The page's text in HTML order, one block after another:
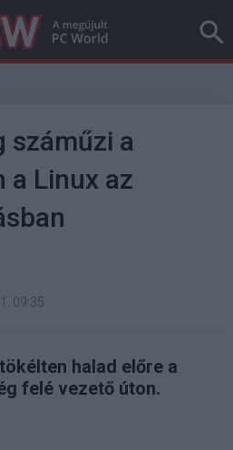
száműzi a
a Linux az
09:35
halad előre a
felé vezető úton.